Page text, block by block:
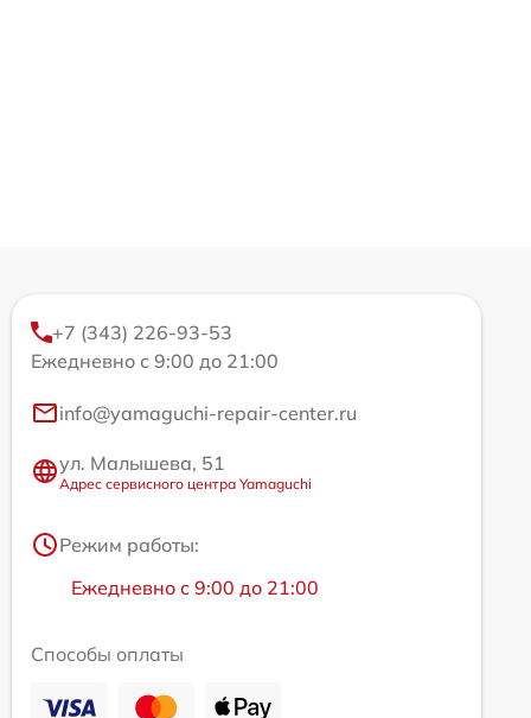
+7 (343) 226-93-53
Ежедневно с 9:00 до 21:00
info@yamaguchi-repair-center.ru
ул. Малышева, 51
Адрес сервисного центра Yamaguchi
Режим работы:
Ежедневно с 9:00 до 21:00
Способы оплаты